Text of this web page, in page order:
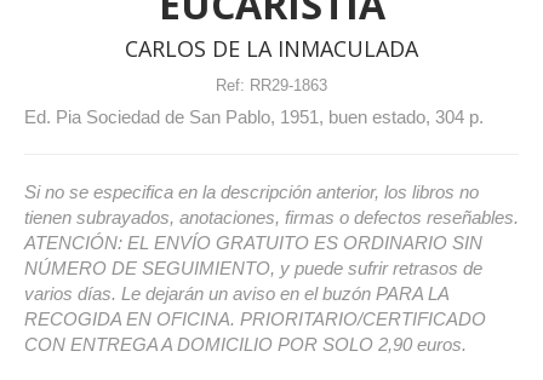
CARLOS DE LA INMACULADA
Ref: RR29-1863
Ed. Pia Sociedad de San Pablo, 1951, buen estado, 304 p.
Si no se especifica en la descripción anterior, los libros no
tienen subrayados, anotaciones, firmas o defectos reseñables.
ATENCIÓN: EL ENVÍO GRATUITO ES ORDINARIO SIN
NÚMERO DE SEGUIMIENTO, y puede sufrir retrasos de
varios días. Le dejarán un aviso en el buzón PARA LA
RECOGIDA EN OFICINA. PRIORITARIO/CERTIFICADO
CON ENTREGA A DOMICILIO POR SOLO 2,90 euros.